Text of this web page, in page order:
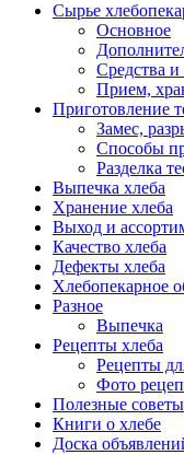
Сырье
Основное
Средства
Прием,
Приготовление
Замес,
Способы
Разделка
Выпечка хлеба
Хранение хлеба
Выход и
Качество хлеба
Дефекты хлеба
Хлебопекарное
Разное
Выпечка
Рецепты хлеба
Рецепты
Фото
Полезные советы
Книги о хлебе
Доска